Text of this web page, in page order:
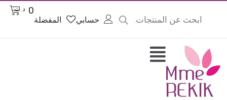
حسابي المفضلة
د.ت
Cart
Flyout
Menu